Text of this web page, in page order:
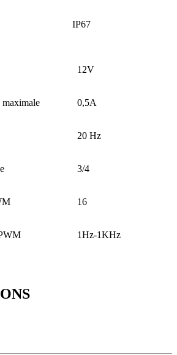
IP67
12V
maximale 0,5A
20 Hz
3/4
16
1Hz-1KHz